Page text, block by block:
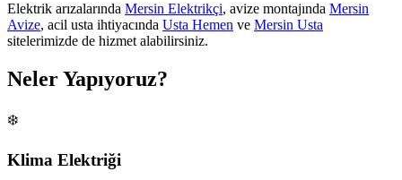
Elektrik arızalarında Mersin Elektrikçi, avize montajında Mersin
Avize, acil usta ihtiyacında Usta Hemen ve Mersin Usta
sitelerimizde de hizmet alabilirsiniz.
Neler Yapıyoruz?
❄️
Klima Elektriği